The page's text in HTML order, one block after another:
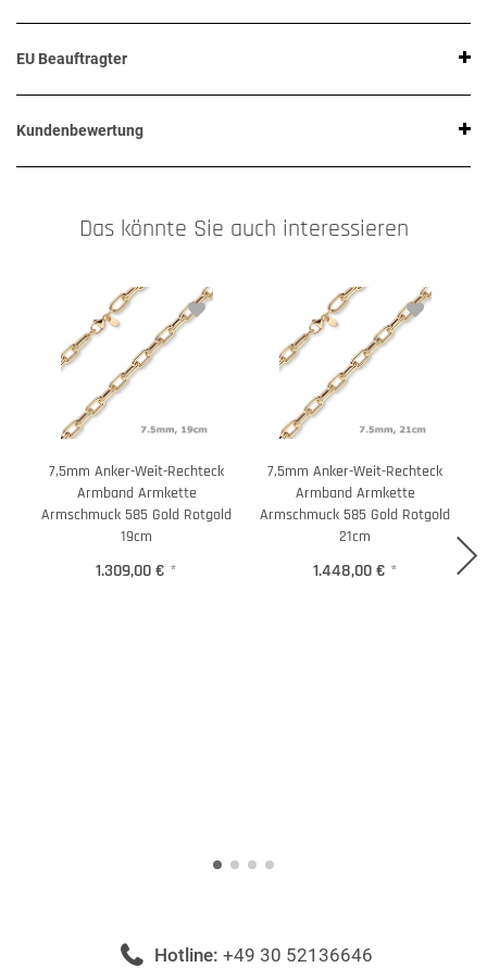
EU Beauftragter
Kundenbewertung
Das könnte Sie auch interessieren
7,5mm Anker-Weit-Rechteck
Armband Armkette
Armschmuck 585 Gold Rotgold
19cm
1.309,00 € *
7,5mm Anker-Weit-Rechteck
Armband Armkette
Armschmuck 585 Gold Rotgold
21cm
1.448,00 € *
Hotline: +49 30 52136646